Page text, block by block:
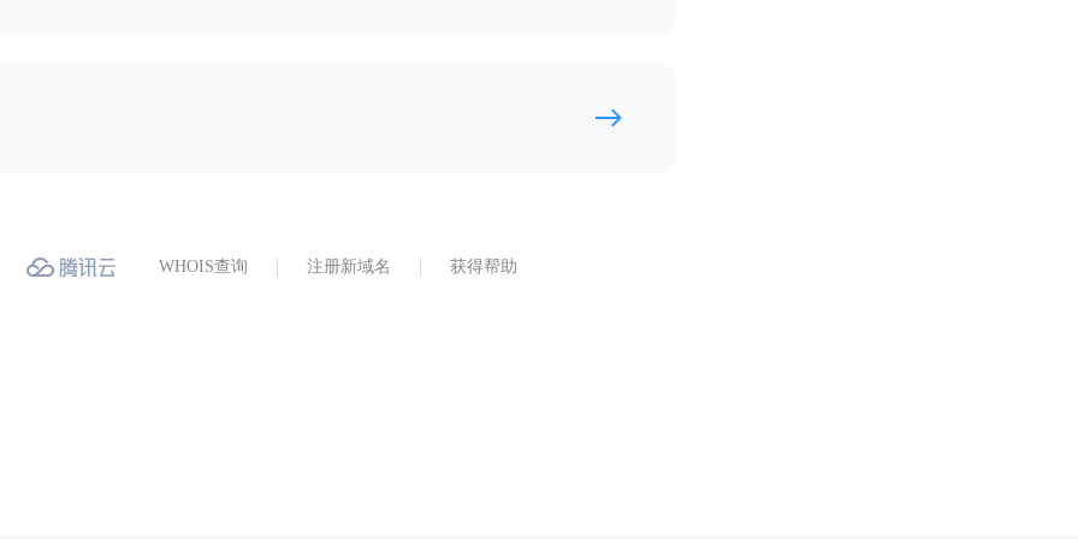
WHOIS查询 注册新域名 获得帮助